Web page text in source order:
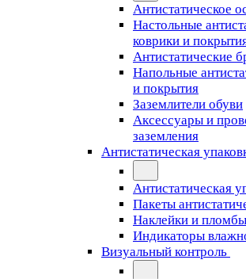
Антистатическое
Настольные
коврики и
Антистатические
Напольные
и покрытия
Заземлители обуви
Аксессуары и
заземления
Антистатическая
Антистатическая
Пакеты
Наклейки и пломбы
Индикаторы
Визуальный контроль